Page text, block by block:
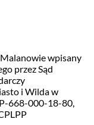
Malanowie wpisany
przez Sąd
i Wilda w
668-000-18-80,